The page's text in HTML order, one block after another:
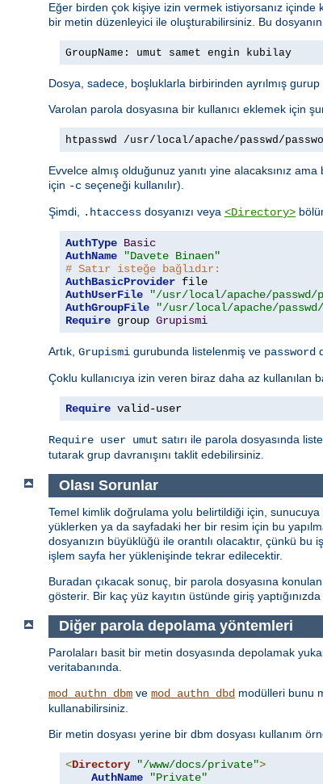
Eğer birden çok kişiye izin vermek istiyorsanız içinde
bir metin düzenleyici ile oluşturabilirsiniz. Bu
GroupName: umut samet engin kubilay
Dosya, sadece, boşluklarla birbirinden ayrılmış
Varolan parola dosyasına bir kullanıcı eklemek için
htpasswd /usr/local/apache/passwd/
Evvelce almış olduğunuz yanıtı yine alacaksınız
için -c seçeneği kullanılır).
Şimdi, .htaccess dosyanızı veya <Directory>
AuthType Basic
AuthName
"Davete Binaen"
# Satır isteğe bağlıdır:
AuthBasicProvider
AuthUserFile
"/usr/local/apache/passwd/
AuthGroupFile
"/usr/local/apache/
Require group Grupismi
Artık, Grupismi gurubunda listelenmiş ve password
Çoklu kullanıcıya izin veren biraz daha az
Require valid-user
Require user umut satırı ile parola dosyasında
tutarak grup davranışını taklit edebilirsiniz.
Olası Sorunlar
Temel kimlik doğrulama yolu belirtildiği için, sunucuya
yüklerken ya da sayfadaki her bir resim için bu
dosyanızın büyüklüğü ile orantılı olacaktır, çünkü bu
işlem sayfa her yüklenişinde tekrar edilecektir.
Buradan çıkacak sonuç, bir parola dosyasına konulan
gösterir. Bir kaç yüz kayıtın üstünde giriş
Diğer parola depolama yöntemleri
Parolaları basit bir metin dosyasında depolamak
veritabanında.
mod_authn_dbm ve mod_authn_dbd modülleri bunu
kullanabilirsiniz.
Bir metin dosyası yerine bir dbm dosyası kullanım
<Directory "/www/docs/private">
AuthName
"Private"